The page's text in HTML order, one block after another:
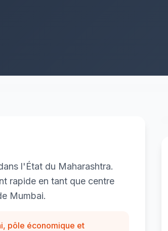
l'État du Maharashtra.
rapide en tant que centre
Mumbai.
pôle économique et